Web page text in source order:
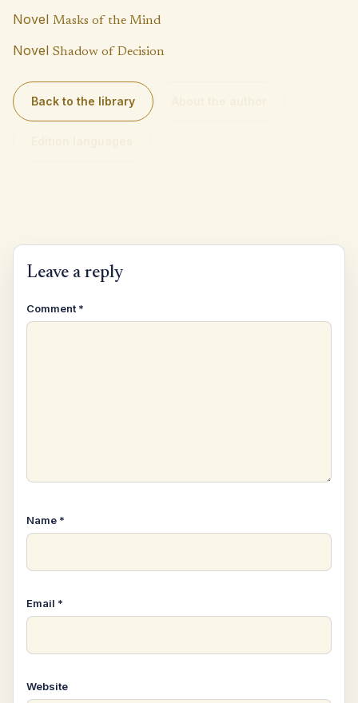
Novel Masks of the Mind
Novel Shadow of Decision
Back to the library
Leave a reply
Comment*
Name *
Email *
Website